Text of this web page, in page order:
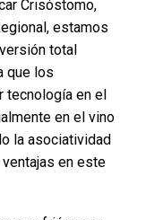
Crisóstomo,
estamos
total
que los
tecnología en el
en el vino
la asociatividad
en este